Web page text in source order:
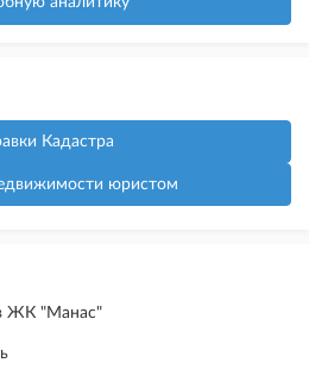
Кадастра
юристом
ЖК "Манас"